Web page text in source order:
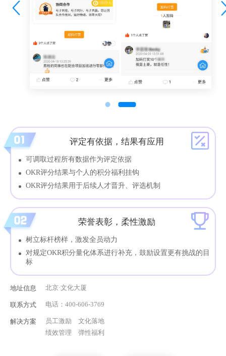
评定有依据，结果有应用
可调取过程所有数据作为评定依据
OKR评分结果与个人的积分福利挂钩
OKR评分结果用于后续人才晋升、评选机制
荣誉表彰，柔性激励
树立标杆榜样，激发全员动力
对规定OKR积分量化体系进行补充，鼓励设置更有挑战的目
标
地址信息 北京·文化大厦
联系方式 电话： 400-606-3769
解决方案 员工激励
文化落地
绩效管理
弹性福利